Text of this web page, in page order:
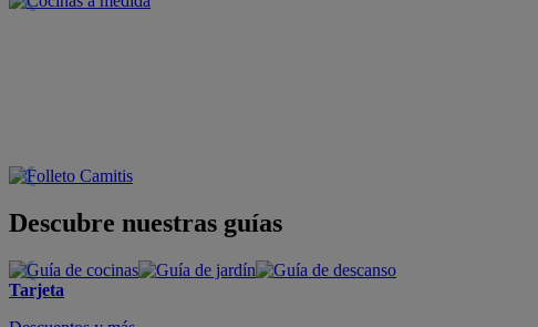
Descubre nuestras guías
Tarjeta